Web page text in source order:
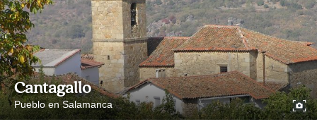
Cantagallo
Pueblo en Salamanca